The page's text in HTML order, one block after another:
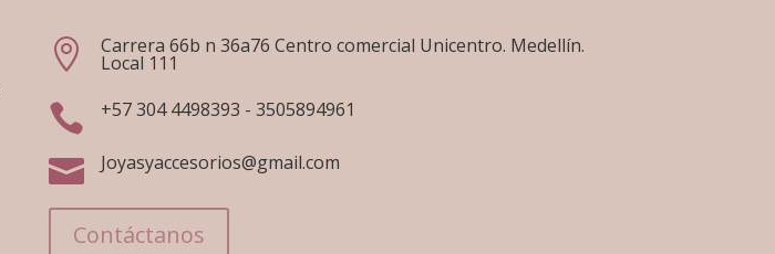
 Carrera 66b n 36a76 Centro comercial Unicentro. Medellín.
Local 111
 +57 304 4498393 - 3505894961
 Joyasyaccesorios@gmail.com
Contáctanos